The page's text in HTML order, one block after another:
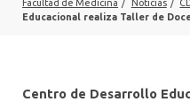
Facultad de Medicina / Noticias /
Educacional realiza Taller de
Centro de Desarrollo